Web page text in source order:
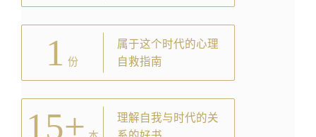
1 份
属于这个时代的心理
自救指南
15+
理解自我与时代的关